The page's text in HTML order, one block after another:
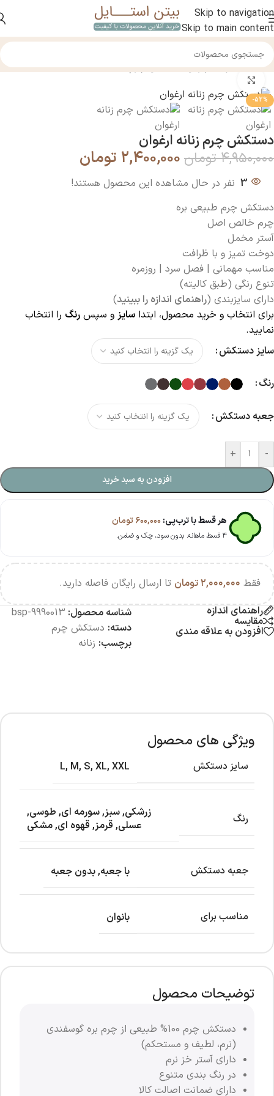
Skip to navigation
Skip to main content
خانه/محصولات چرمی/دستکش چرم
-52%
دستکش چرم زنانه ارغوان
۴,۹۵۰,۰۰۰ تومان ۲,۴۰۰,۰۰۰ تومان
3 نفر در حال مشاهده این محصول هستند!
دستکش چرم طبیعی بره
چرم خالص اصل
آستر مخمل
دوخت تمیز و با ظرافت
مناسب مهمانی | فصل سرد | روزمره
تنوع رنگی (طبق کالیته)
دارای سایزبندی (راهنمای اندازه را ببینید)
برای انتخاب و خرید محصول، ابتدا سایز و سپس رنگ را انتخاب
نمایید.
سایز دستکش
رنگ
جعبه دستکش
-
+
افزودن به سبد خرید
هر قسط با ترب‌پی: ۶۰۰,۰۰۰تومان
۴ قسط ماهانه. بدون سود، چک و ضامن.
فقط ۲,۰۰۰,۰۰۰تومان تا ارسال رایگان فاصله دارید.
راهنمای اندازه
مقایسه
افزودن به علاقه مندی
شناسه محصول: bsp-9990013
دسته: دستکش چرم
برچسب: زنانه
ویژگی های محصول
سایز دستکش L, M, S, XL, XXL
رنگ زرشکی,سبز,سورمه ای, طوسی,
عسلی, قرمز, قهوه ای,مشکی
جعبه دستکش با جعبه,بدون جعبه
مناسب برای بانوان
توضیحات محصول
دستکش چرم 100% طبیعی از چرم بره گوسفندی
(نرم، لطیف و مستحکم)
دارای آستر خز نرم
در رنگ بندی متنوع
دارای ضمانت اصالت کالا